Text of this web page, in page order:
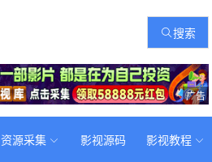
搜索
广告
资源采集 影视源码 影视教程